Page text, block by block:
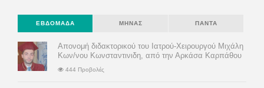
ΕΒΔΟΜΆΔΑ ΜΉΝΑΣ ΠΆΝΤΑ
Απονομή διδακτορικού του Ιατρού-Χειρουργού Μιχάλη
Κων/νου Κωνσταντινιδη, από την Αρκάσα Καρπάθου
444 Προβολές